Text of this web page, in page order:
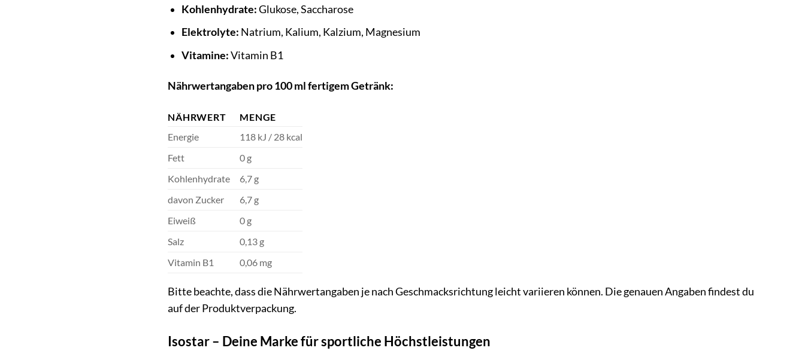
Kohlenhydrate:Glukose, Saccharose
Elektrolyte: Natrium, Kalium, Kalzium, Magnesium
Vitamine:Vitamin B1
Nährwertangaben pro 100 ml fertigem Getränk:
NÄHRWERT
MENGE
Energie
118 kJ / 28 kcal
Fett
0 g
Kohlenhydrate
6,7 g
davon Zucker
6,7 g
Eiweiß
0 g
Salz
0,13 g
Vitamin B1
0,06 mg
Bitte beachte, dass die Nährwertangaben je nach Geschmacksrichtung leicht variieren können. Die genauen Angaben findest du
auf der Produktverpackung.
Isostar – Deine Marke für sportliche Höchstleistungen